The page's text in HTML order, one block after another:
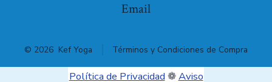
Email
© 2026 Kef Yoga Términos y Condiciones de Compra
Política de Privacidad ❁Aviso